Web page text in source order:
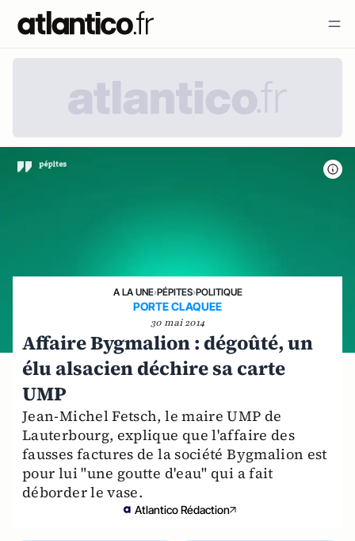
A LA UNE›PÉPITES›POLITIQUE
PORTE CLAQUEE
30 mai 2014
Affaire Bygmalion : dégoûté, un
élu alsacien déchire sa carte
UMP
Jean-Michel Fetsch, le maire UMP de
Lauterbourg, explique que l'affaire des
fausses factures de la société Bygmalion est
pour lui "une goutte d'eau" qui a fait
déborder le vase.
Atlantico Rédaction